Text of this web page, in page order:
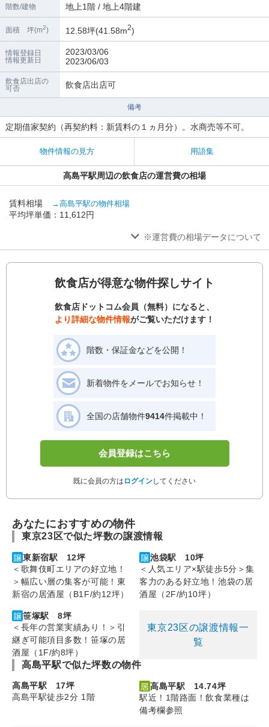
階数/建物 地上1階 / 地上4階建
面積 坪(m2) 12.58坪(41.58m2)
情報登録日
情報更新日
2023/03/06
2023/06/03
飲食店出店の
可否
飲食店出店可
備考
定期借家契約（再契約料：新賃料の１ヵ月分）。水商売等不可。
物件情報の見方 用語集
高島平駅周辺の飲食店の運営費の相場
賃料相場 →高島平駅の物件相場
平均坪単価：11,612円
※運営費の相場データについて
飲食店が得意な物件探しサイト
飲食店ドットコム会員（無料）になると、
より詳細な物件情報がご覧いただけます！
階数・保証金などを公開！
新着物件をメールでお知らせ！
全国の店舗物件9414件掲載中！
会員登録はこちら
既に会員の方は ログインしてください
あなたにおすすめの物件
東京23区で似た坪数の譲渡情報
東新宿駅 12坪
＜歌舞伎町エリアの好立地！
＞幅広い層の集客が可能！東
新宿の居酒屋（B1F/約12坪）
池袋駅 10坪
＜人気エリア×駅徒歩5分＞集
客力のある好立地！池袋の居
酒屋（2F/約10坪）
笹塚駅 8坪
＜長年の営業実績あり！＞引
継ぎ可能項目多数！笹塚の居
酒屋（1F/約8坪）
東京23区の譲渡情報一
覧
高島平駅で似た坪数の物件
高島平駅 17坪
高島平駅徒歩2分 1階
高島平駅 14.74坪
駅近！1階路面！飲食業種は
備考欄参照